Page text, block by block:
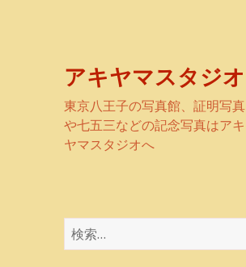
アキヤマスタジオ
東京八王子の写真館、証明写真
や七五三などの記念写真はアキ
ヤマスタジオへ
検
索: